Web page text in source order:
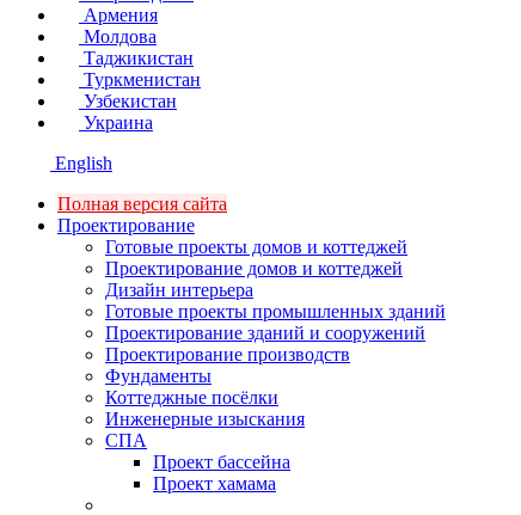
Армения
Молдова
Таджикистан
Туркменистан
Узбекистан
Украина
English
Полная версия сайта
Проектирование
Готовые проекты домов и коттеджей
Проектирование домов и коттеджей
Дизайн интерьера
Готовые проекты промышленных зданий
Проектирование зданий и сооружений
Проектирование производств
Фундаменты
Коттеджные посёлки
Инженерные изыскания
СПА
Проект бассейна
Проект хамама